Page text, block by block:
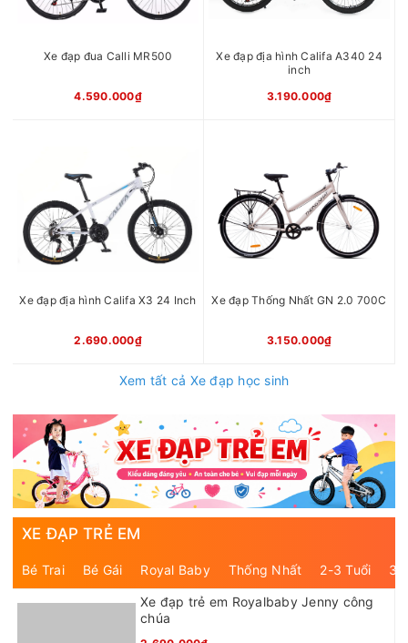
Xe đạp đua Calli MR500
4.590.000₫
Xe đạp địa hình Califa A340 24
inch
3.190.000₫
Xe đạp địa hình Califa X3 24 Inch
2.690.000₫
Xe đạp Thống Nhất GN 2.0 700C
3.150.000₫
Xem tất cả Xe đạp học sinh
XE ĐẠP TRẺ EM
Bé Trai Bé Gái Royal Baby Thống Nhất 2-3 Tuổi 3-
Xe đạp trẻ em Royalbaby Jenny công
chúa